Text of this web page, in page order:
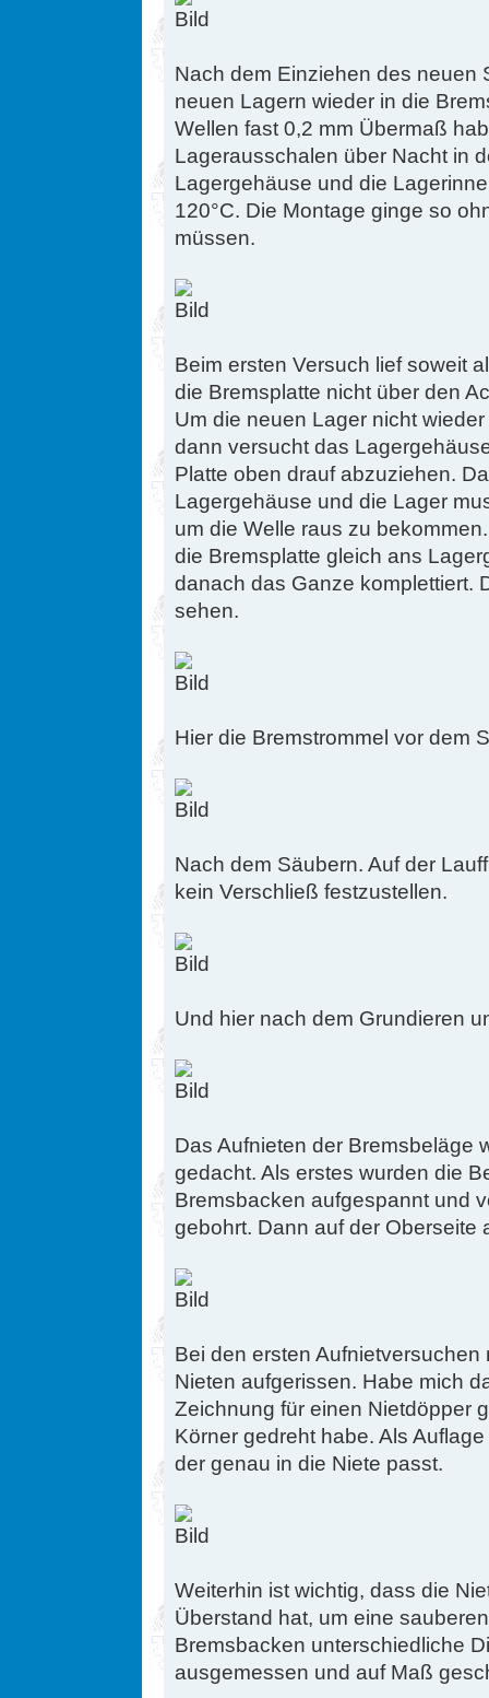
Nach dem Einziehen des neuen
neuen Lagern wieder in die
Wellen fast 0,2 mm Übermaß
Lagerausschalen über Nacht in
Lagergehäuse und die
120°C. Die Montage ginge so
müssen.
Beim ersten Versuch lief soweit
die Bremsplatte nicht über den
Um die neuen Lager nicht
dann versucht das
Platte oben drauf abzuziehen.
Lagergehäuse und die Lager
um die Welle raus zu
die Bremsplatte gleich ans
danach das Ganze komplettiert.
sehen.
Hier die Bremstrommel vor dem
Nach dem Säubern. Auf der
kein Verschließ festzustellen.
Und hier nach dem Grundieren
Das Aufnieten der Bremsbeläge
gedacht. Als erstes wurden die
Bremsbacken aufgespannt und
gebohrt. Dann auf der Oberseite
Bei den ersten
Nieten aufgerissen. Habe mich
Zeichnung für einen Nietdöpper
Körner gedreht habe. Als
der genau in die Niete passt.
Weiterhin ist wichtig, dass die
Überstand hat, um eine
Bremsbacken unterschiedliche
ausgemessen und auf Maß